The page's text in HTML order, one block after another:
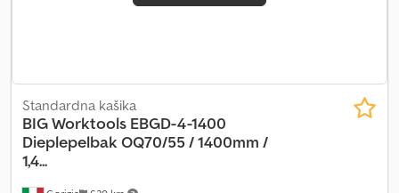
Standardna kašika
BIG Worktools EBGD-4-1400
Dieplepelbak OQ70/55 / 1400mm /
1,4...